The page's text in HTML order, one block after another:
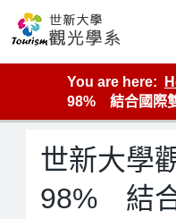
content
世新大學觀光學系網站
You are here:
98% 結合國際
世新大學
98% 結